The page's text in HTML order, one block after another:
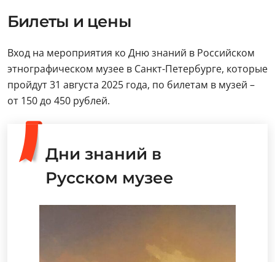
Билеты и цены
Вход на мероприятия ко Дню знаний в Российском
этнографическом музее в Санкт-Петербурге, которые
пройдут 31 августа 2025 года, по билетам в музей –
от 150 до 450 рублей.
Дни знаний в
Русском музее